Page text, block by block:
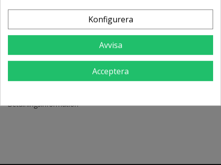
Inicio
List of pages in Inicio:
Cookie Policy
Leverans
Betalningsinformation
Konfigurera
Avvisa
Acceptera